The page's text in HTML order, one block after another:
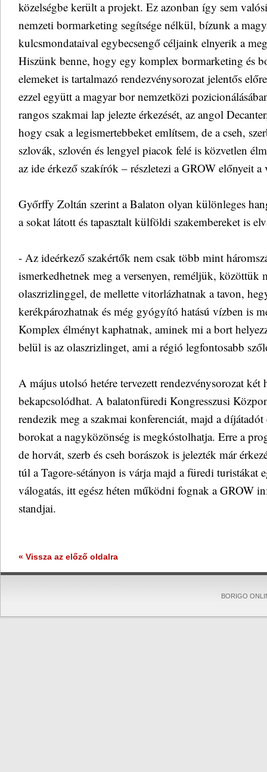
közelségbe került a projekt. Ez azonban így sem
nemzeti bormarketing segítsége nélkül, bízunk a
kulcsmondataival egybecsengő céljaink elnyerik a
Hiszünk benne, hogy egy komplex bormarketing és
elemeket is tartalmazó rendezvénysorozat jelentős
ezzel együtt a magyar bor nemzetközi
rangos szakmai lap jelezte érkezését, az angol
hogy csak a legismertebbeket említsem, de a cseh,
szlovák, szlovén és lengyel piacok felé is közvetlen
az ide érkező szakírók – részletezi a GROW előnyeit a
Győrffy Zoltán szerint a Balaton olyan különleges
a sokat látott és tapasztalt külföldi szakembereket is
- Az ideérkező szakértők nem csak több mint
ismerkedhetnek meg a versenyen, reméljük, közöttük
olaszrizlinggel, de mellette vitorlázhatnak a tavon,
kerékpározhatnak és még gyógyító hatású vízben is
Komplex élményt kaphatnak, aminek mi a bort
belül is az olaszrizlinget, ami a régió legfontosabb
A május utolsó hetére tervezett rendezvénysorozat két
bekapcsolódhat. A balatonfüredi Kongresszusi
rendezik meg a szakmai konferenciát, majd a
borokat a nagyközönség is megkóstolhatja. Erre a
de horvát, szerb és cseh borászok is jelezték már
túl a Tagore-sétányon is várja majd a füredi turistákat
válogatás, itt egész héten működni fognak a GROW
standjai.
« Vissza az előző oldalra
BORIGO